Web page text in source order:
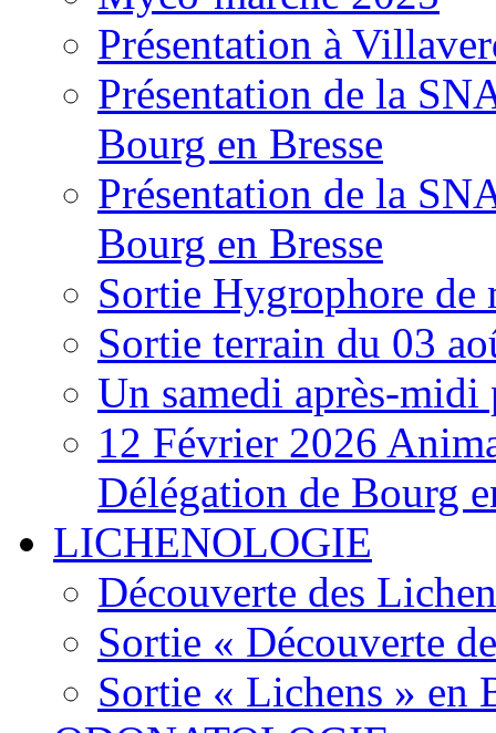
Présentation à
Présentation de la
Bourg en Bresse
Présentation de la
Bourg en Bresse
Sortie Hygrophore de
Sortie terrain du 03
Un samedi après-
12 Février 2026
Délégation de Bourg
LICHENOLOGIE
Découverte des
Sortie « Découverte
Sortie « Lichens » en